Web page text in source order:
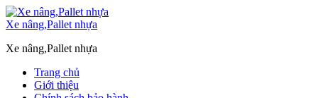
Xe nâng,Pallet nhựa
Xe nâng,Pallet nhựa
Trang chủ
Giới thiệu